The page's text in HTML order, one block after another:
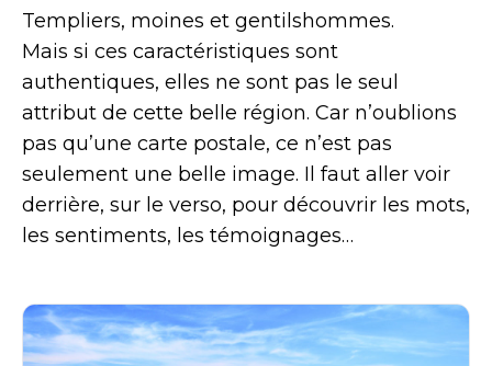
Templiers, moines et gentilshommes.
Mais si ces caractéristiques sont
authentiques, elles ne sont pas le seul
attribut de cette belle région. Car n’oublions
pas qu’une carte postale, ce n’est pas
seulement une belle image. Il faut aller voir
derrière, sur le verso, pour découvrir les mots,
les sentiments, les témoignages…